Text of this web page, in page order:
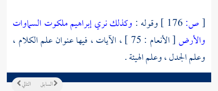
[ص: وقوله : وكذلك نري إبراهيم ملكوت السماوات
والأرض
[ الأنعام : 75 ] ، الآيات ، فيها عنوان علم الكلام ،
وعلم الجدل ، وعلم الهيئة .
التالي السابق